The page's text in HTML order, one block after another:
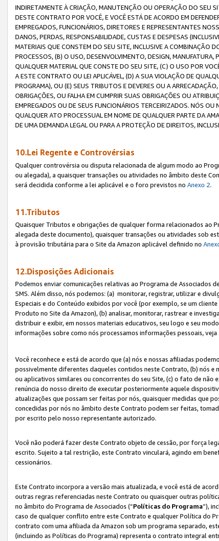
INDIRETAMENTE À CRIAÇÃO, MANUTENÇÃO OU OPERAÇÃO DO SEU
DESTE CONTRATO POR VOCÊ, E VOCÊ ESTÁ DE ACORDO EM
EMPREGADOS, FUNCIONÁRIOS, DIRETORES E REPRESENTANTES
DANOS, PERDAS, RESPONSABILIDADE, CUSTAS E DESPESAS
MATERIAIS QUE CONSTEM DO SEU SITE, INCLUSIVE A COMBINAÇÃO
PROCESSOS, (B) O USO, DESENVOLVIMENTO, DESIGN,
QUALQUER MATERIAL QUE CONSTE DO SEU SITE, (C) O USO POR
A ESTE CONTRATO OU LEI APLICÁVEL, (D) A SUA VIOLAÇÃO DE
PROGRAMA), OU (E) SEUS TRIBUTOS E DEVERES OU A
OBRIGAÇÕES, OU FALHA EM CUMPRIR SUAS OBRIGAÇÕES OU
EMPREGADOS OU DE SEUS FUNCIONÁRIOS TERCEIRIZADOS. NÓS
QUALQUER ATO PROCESSUAL EM NOME DE QUALQUER PARTE DA
DE UMA DEMANDA LEGAL OU PARA A PROTEÇÃO DE DIREITOS,
10.Lei Regente e Controvérsias
Qualquer controvérsia ou disputa relacionada de algum modo ao
ou alegada), a quaisquer transações ou atividades no âmbito deste
será decidida conforme a lei aplicável e o foro previstos no Anexo 2.
11.Tributos
Quaisquer Tributos e obrigações de qualquer forma relacionados ao
alegada deste documento), quaisquer transações ou atividades sob
à provisão tributária para o Site da Amazon aplicável definido no
12.Disposições Adicionais
Podemos enviar comunicações relativas ao Programa de Associados
SMS. Além disso, nós podemos: (a) monitorar, registrar, utilizar e
Especiais e do Conteúdo exibidos por você (por exemplo, se um
Produto no Site da Amazon), (b) analisar, monitorar, rastrear e
distribuir e exibir, em nossos materiais educativos, seu logo e seu
informações sobre como nós processamos informações pessoais,
Você reconhece e está de acordo que (a) nós e nossas afiliadas
possivelmente diferentes daqueles contidos neste Contrato, (b) nós
ou aplicativos similares ou concorrentes do seu Site, (c) o fato de
renúncia do nosso direito de executar posteriormente aquele
atualizações que possam ser feitas por nós, quaisquer medidas que
concedidas por nós no âmbito deste Contrato podem ser feitas,
por escrito pelo nosso representante autorizado.
Você não poderá fazer deste Contrato objeto de cessão, por força
escrito. Sujeito a tal restrição, este Contrato vinculará, agindo em
cessionários.
Este Contrato incorpora a versão mais atualizada, e você está de
outras regras referenciadas neste Contrato ou quaisquer outras
no âmbito do Programa de Associados (“Políticas do Programa”),
caso de qualquer conflito entre este Contrato e qualquer Política do
contrato com uma afiliada da Amazon sob um programa separado,
(incluindo as Políticas do Programa) representa o contrato integral